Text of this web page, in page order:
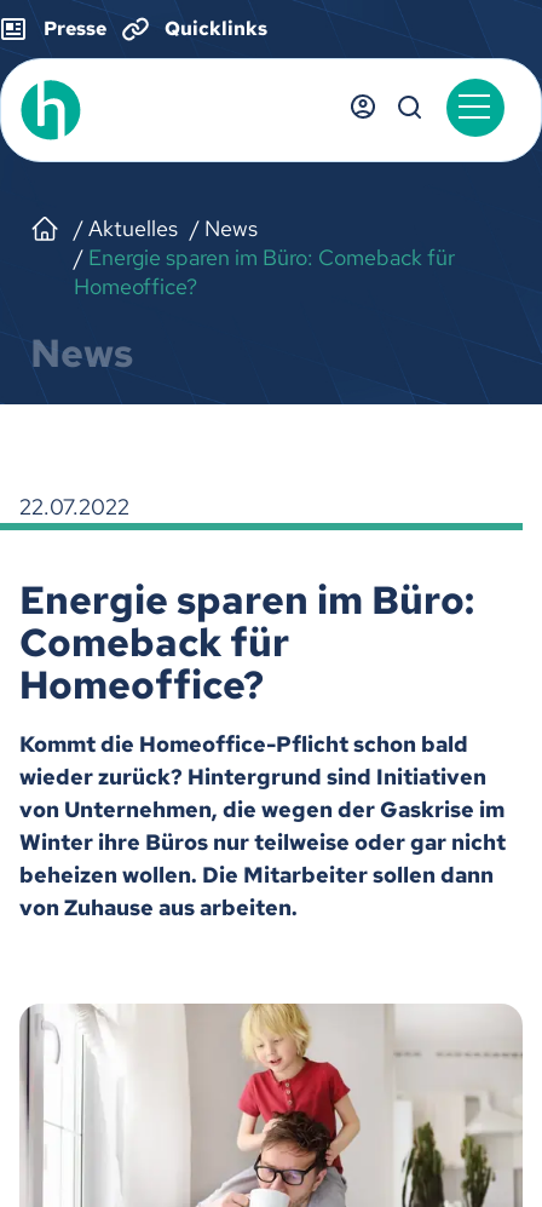
Presse Quicklinks
Aktuelles
News
Energie sparen im Büro: Comeback für
Homeoffice?
News
22.07.2022
Energie sparen im Büro:
Comeback für
Homeoffice?
Kommt die Homeoffice-Pflicht schon bald
wieder zurück? Hintergrund sind Initiativen
von Unternehmen, die wegen der Gaskrise im
Winter ihre Büros nur teilweise oder gar nicht
beheizen wollen. Die Mitarbeiter sollen dann
von Zuhause aus arbeiten.